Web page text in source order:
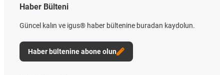
Haber Bülteni
Güncel kalın ve igus® haber bültenine buradan kaydolun.
Haber bültenine abone olun